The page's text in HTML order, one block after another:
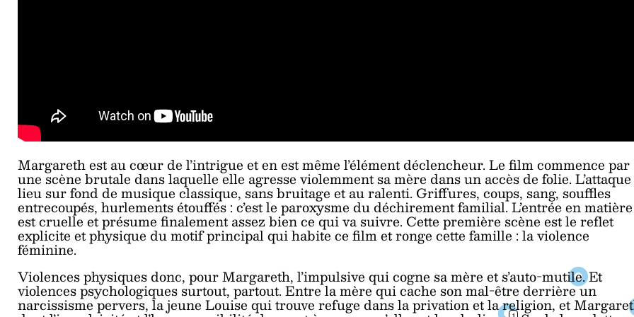
Margareth est au cœur de l’intrigue et en est même l’élément déclencheur. Le film commence par
une scène brutale dans laquelle elle agresse violemment sa mère dans un accès de folie.
lieu sur fond de musique classique, sans bruitage et au ralenti. Griffures, coups, sang, souffles
entrecoupés, hurlements étouffés : c’est le paroxysme du déchirement familial. L’entrée en matière
est cruelle et présume finalement assez bien ce qui va suivre. Cette première scène est le reflet
explicite et physique du motif principal qui habite ce film et ronge cette famille : la violence
féminine.
Violences physiques donc, pour Margareth, l’impulsive qui cogne sa mère et s’auto-mutile. Et
violences psychologiques surtout, partout. Entre la mère qui cache son mal-être derrière un
narcissisme pervers, la jeune Louise qui trouve refuge dans la privation et la religion, et